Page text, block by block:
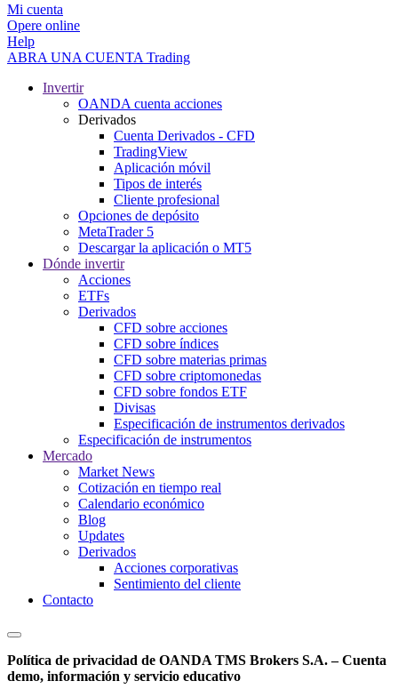
Mi cuenta
Opere online
Help
ABRA UNA CUENTA Trading
Invertir
OANDA cuenta acciones
Derivados
Cuenta Derivados - CFD
TradingView
Aplicación móvil
Tipos de interés
Cliente profesional
Opciones de depósito
MetaTrader 5
Descargar la aplicación o MT5
Dónde invertir
Acciones
ETFs
Derivados
CFD sobre acciones
CFD sobre índices
CFD sobre materias primas
CFD sobre criptomonedas
CFD sobre fondos ETF
Divisas
Especificación de instrumentos derivados
Especificación de instrumentos
Mercado
Market News
Cotización en tiempo real
Calendario económico
Blog
Updates
Derivados
Acciones corporativas
Sentimiento del cliente
Contacto
Política de privacidad de OANDA TMS Brokers S.A. – Cuenta
demo, información y servicio educativo